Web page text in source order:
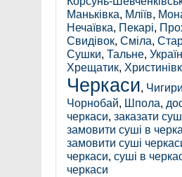
Маньківка, Мліїв,
Нечаївка, Пекарі,
Свидівок, Сміла,
Сушки, Тальне,
Хрещатик,
Черкаси,
Чорнобай, Шпола,
черкаси, заказати
замовити суші в
замовити суші
черкаси, суші в
черкаси